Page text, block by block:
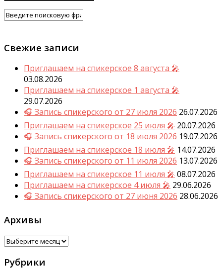
Свежие записи
Приглашаем на спикерское 8 августа 🎤
03.08.2026
Приглашаем на спикерское 1 августа 🎤
29.07.2026
🎧 Запись спикерского от 27 июля 2026 26.07.2026
Приглашаем на спикерское 25 июля 🎤 20.07.2026
🎧 Запись спикерского от 18 июля 2026 19.07.2026
Приглашаем на спикерское 18 июля 🎤 14.07.2026
🎧 Запись спикерского от 11 июля 2026 13.07.2026
Приглашаем на спикерское 11 июля 🎤 08.07.2026
Приглашаем на спикерское 4 июля 🎤 29.06.2026
🎧 Запись спикерского от 27 июня 2026 28.06.2026
Архивы
Архивы
Рубрики